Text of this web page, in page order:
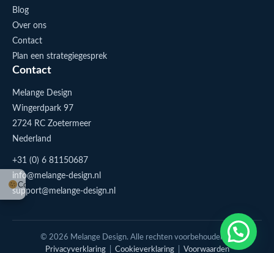
Cookie-instellingen
Stuur me een appje
Blog
Over ons
Contact
Plan een strategiegesprek
Contact
Melange Design
Wingerdpark 97
2724 RC Zoetermeer
Nederland
+31 (0) 6 81150687
info@melange-design.nl
support@melange-design.nl
© 2026 Melange Design. Alle rechten voorbehouden. |
Privacyverklaring| Cookieverklaring| Voorwaarden